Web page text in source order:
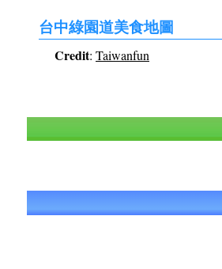
台中綠園道美食地圖
Credit: Taiwanfun